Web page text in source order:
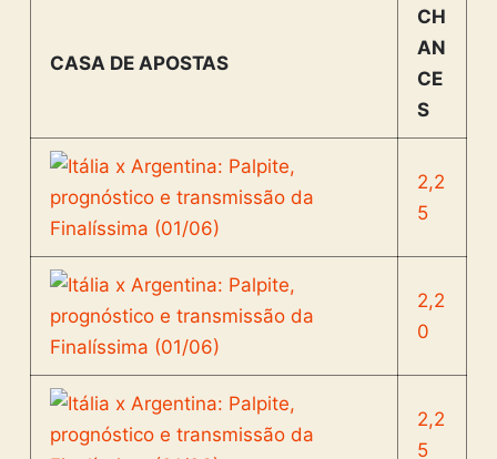
CASA DE APOSTAS
CH
AN
CE
S
2,2
5
2,2
0
2,2
5